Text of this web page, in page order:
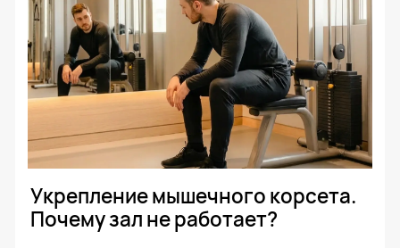
Упражнения для позвоночника
при возрастных изменениях
Читать статью